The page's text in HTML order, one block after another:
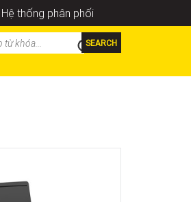
Hệ thống phân phối
SEARCH